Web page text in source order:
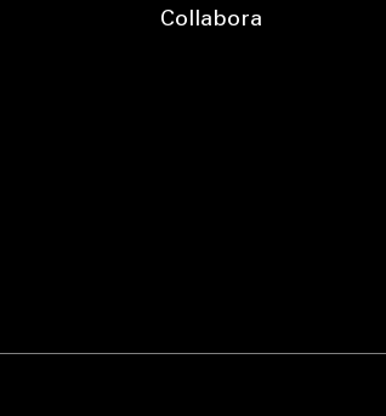
Collabora